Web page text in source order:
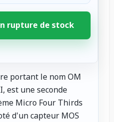
rupture de stock
portant le nom OM
est une seconde
Micro Four Thirds
d'un capteur MOS